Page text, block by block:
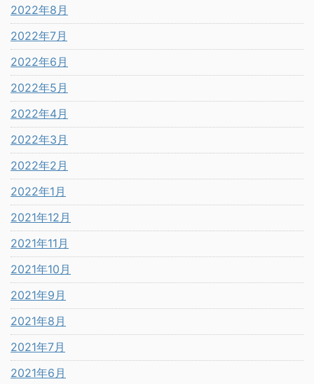
2022年8月
2022年7月
2022年6月
2022年5月
2022年4月
2022年3月
2022年2月
2022年1月
2021年12月
2021年11月
2021年10月
2021年9月
2021年8月
2021年7月
2021年6月